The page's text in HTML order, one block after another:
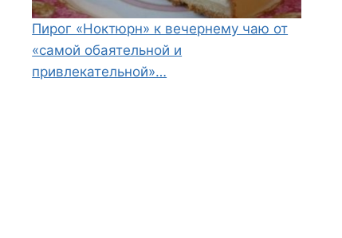
Пирог «Ноктюрн» к вечернему чаю от
«самой обаятельной и
привлекательной»…